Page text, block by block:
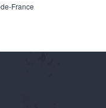
France